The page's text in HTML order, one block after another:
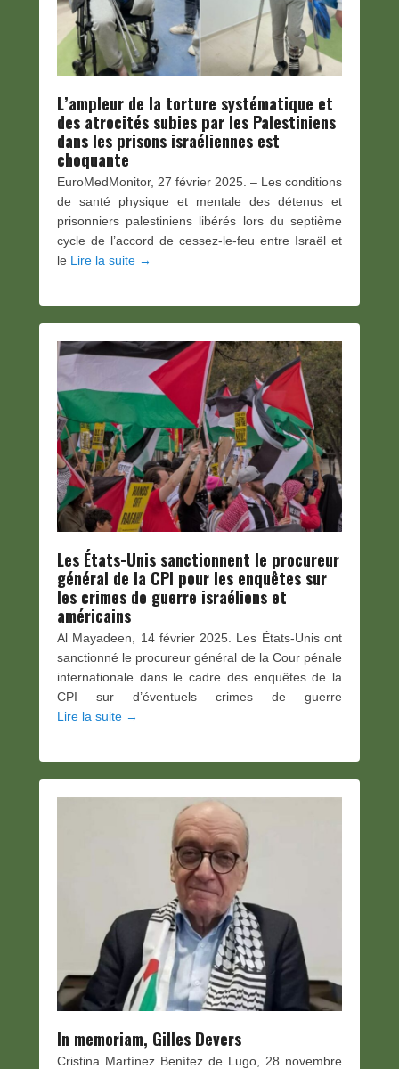
L’ampleur de la torture systématique et
des atrocités subies par les Palestiniens
dans les prisons israéliennes est
choquante
EuroMedMonitor, 27 février 2025. – Les conditions
de santé physique et mentale des détenus et
prisonniers palestiniens libérés lors du septième
cycle de l’accord de cessez-le-feu entre Israël et
le Lire la suite →
Les États-Unis sanctionnent le procureur
général de la CPI pour les enquêtes sur
les crimes de guerre israéliens et
américains
Al Mayadeen, 14 février 2025. Les États-Unis ont
sanctionné le procureur général de la Cour pénale
internationale dans le cadre des enquêtes de la
CPI sur d’éventuels crimes de guerre
Lire la suite →
In memoriam, Gilles Devers
Cristina Martínez Benítez de Lugo, 28 novembre